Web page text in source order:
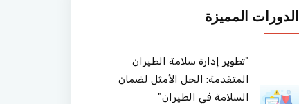
الدورات المميزة
"تطوير إدارة سلامة الطيران
المتقدمة: الحل الأمثل لضمان
السلامة في الطيران"